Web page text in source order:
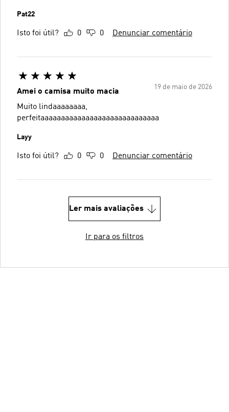
Pat22
Isto foi útil? 0 0 Denunciar comentário
19 de maio de 2026
Amei o camisa muito macia
Muito lindaaaaaaaa,
perfeitaaaaaaaaaaaaaaaaaaaaaaaaaaaaa
Layy
Isto foi útil? 0 0 Denunciar comentário
Ler mais avaliações
Ir para os filtros